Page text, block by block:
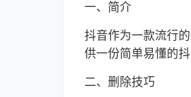
一、简介
抖音作为一款流行
供一份简单易懂的
二、删除技巧